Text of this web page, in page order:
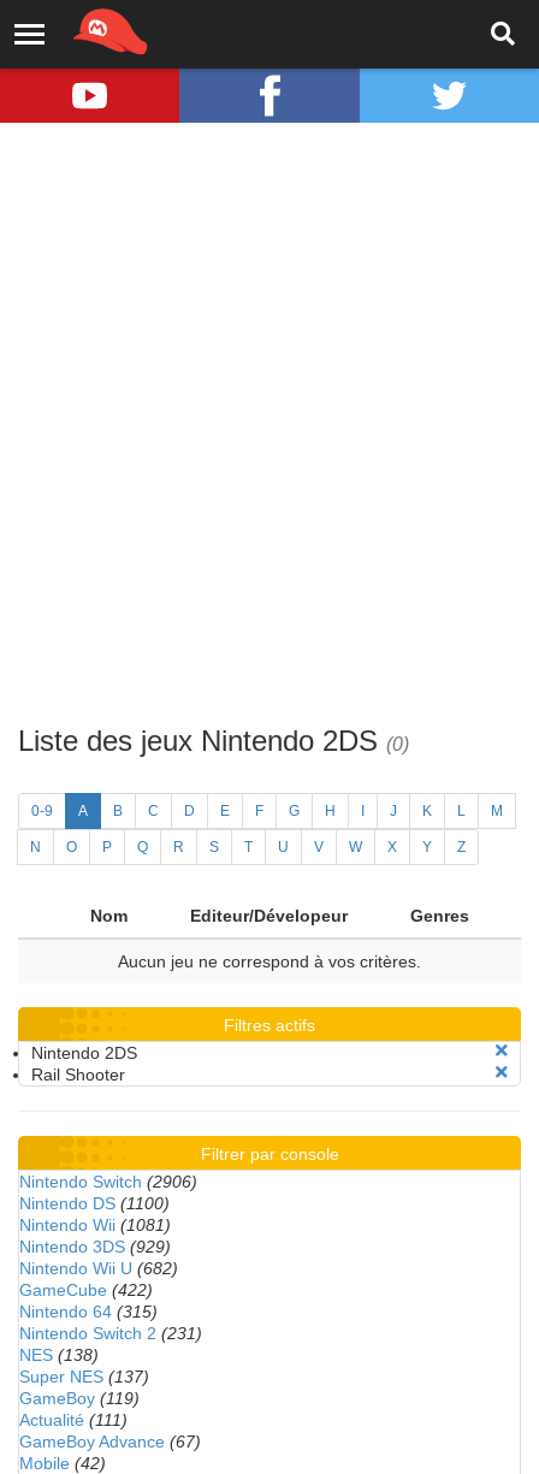
Liste des jeux Nintendo 2DS (0)
0-9 A B C D E F G H J K L M
N O P Q R S T U V W X Y Z
Nom Editeur/Dévelopeur Genres
Aucun jeu ne correspond à vos critères.
Filtres actifs
Nintendo 2DS
Rail Shooter
Filtrer par console
Nintendo Switch (2906)
Nintendo DS (1100)
Nintendo Wii (1081)
Nintendo 3DS (929)
Nintendo Wii U (682)
GameCube (422)
Nintendo 64 (315)
Nintendo Switch 2 (231)
NES (138)
Super NES (137)
GameBoy (119)
Actualité (111)
GameBoy Advance (67)
Mobile (42)